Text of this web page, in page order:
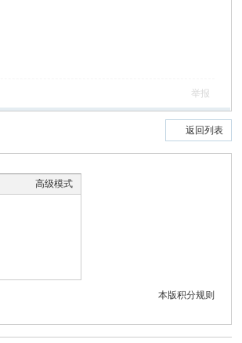
举报
返回列表
高级模式
本版积分规则